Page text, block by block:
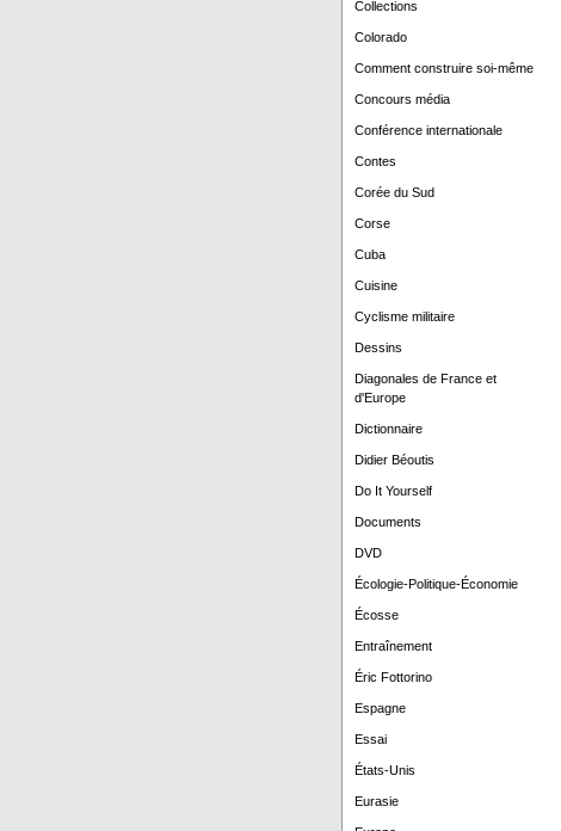
Collections
Colorado
Comment construire soi-même
Concours média
Conférence internationale
Contes
Corée du Sud
Corse
Cuba
Cuisine
Cyclisme militaire
Dessins
Diagonales de France et
d'Europe
Dictionnaire
Didier Béoutis
Do It Yourself
Documents
DVD
Écologie-Politique-Économie
Écosse
Entraînement
Éric Fottorino
Espagne
Essai
États-Unis
Eurasie